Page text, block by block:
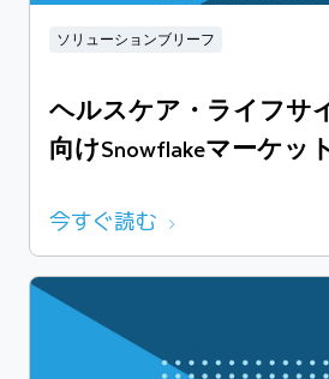
ソリューションブリーフ
ヘルスケア・ライフサ
向けSnowflakeマーケッ
今すぐ読む